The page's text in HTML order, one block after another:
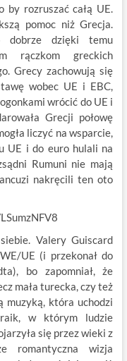
by rozruszać całą UE.
pomoc niż Grecja.
dobrze dzięki temu
rączkom greckich
Grecy zachowują się
wobec UE i EBC,
wrócić do UE i
Grecji połowę
liczyć na wsparcie,
UE i do euro hulali na
Rumuni nie mają
nakręcili ten oto
Valery Guiscard
UE (i przekonał do
bo zapomniał, że
mała turecka, czy też
muzyką, która uchodzi
w którym ludzie
się przez wieki z
romantyczna wizja